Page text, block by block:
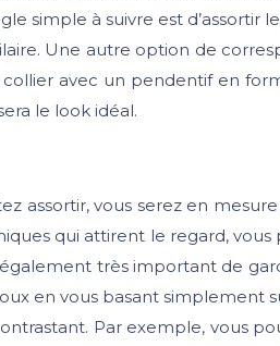
simple à suivre est
Une autre option de
avec un pendentif en
le look idéal.
assortir, vous serez en
qui attirent le regard,
très important de
en vous basant
Par exemple, vous